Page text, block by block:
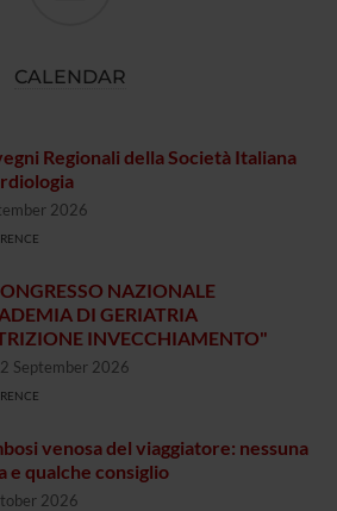
CALENDAR
Regionali della Società Italiana
2026
NAZIONALE
DI GERIATRIA
INVECCHIAMENTO"
September 2026
venosa del viaggiatore: nessuna
e qualche consiglio
2026